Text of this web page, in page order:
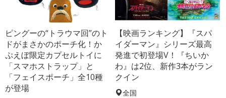
ピングーの“トラウマ回”のト
ドがまさかのポーチ化！か
ぷえぼ限定カプセルトイに
「スマホストラップ」と
「フェイスポーチ」全10種
が登場
【映画ランキング】『スパ
イダーマン』シリーズ最高
発進で初登場V！『ちいか
わ』は2位、新作3本がラン
クイン
全国